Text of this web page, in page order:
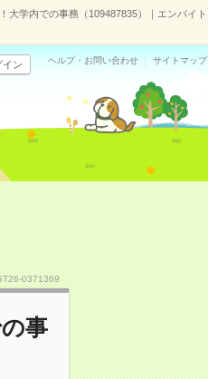
大学内での事務（109487835）｜エンバイト
イン ヘルプ・お問い合わせ サイトマップ
0371369
事